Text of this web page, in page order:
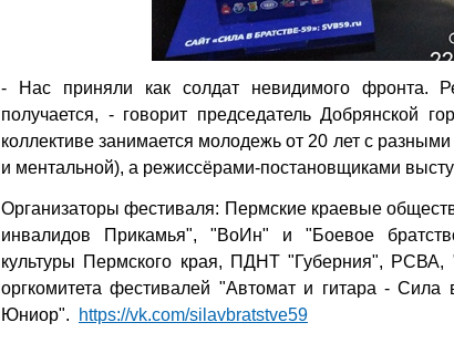
- Нас приняли как солдат невидимого фронта.
получается, - говорит председатель Добрянской
коллективе занимается молодежь от 20 лет с
и ментальной), а режиссёрами-постановщиками
Организаторы фестиваля: Пермские краевые
инвалидов Прикамья", "ВоИн" и "Боевое
культуры Пермского края, ПДНТ "Губерния", РСВА,
оргкомитета фестивалей "Автомат и гитара -
Юниор".
https://vk.com/silavbratstve59